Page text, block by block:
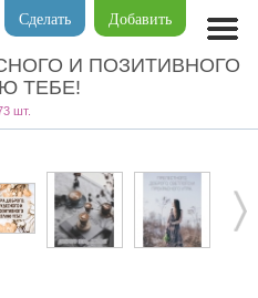
Добавить
Сделать
И ПОЗИТИВНОГО
ТЕБЕ!
шт.